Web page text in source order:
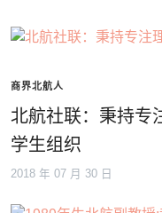
商界北航人
北航社联：秉持专
学生组织
2018 年 07 月 30 日